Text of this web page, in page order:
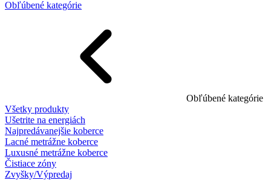
Obľúbené kategórie
Obľúbené kategórie
Všetky produkty
Ušetrite na energiách
Najpredávanejšie koberce
Lacné metrážne koberce
Luxusné metrážne koberce
Čistiace zóny
Zvyšky/Výpredaj